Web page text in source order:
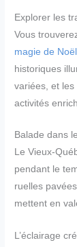
Explorer les
Vous
magie de Noël
historiques
variées, et les
activités
Balade dans
Le Vieux-
pendant le
ruelles
mettent en
L’éclairage